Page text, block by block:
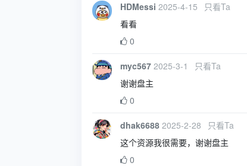
HDMessi 2025-4-15 只看Ta
看看
0
myc567 2025-3-1 只看Ta
谢谢盘主
0
dhak6688 2025-2-28 只看Ta
这个资源我很需要，谢谢盘主
0